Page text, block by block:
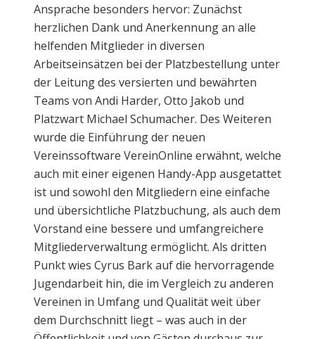
Ansprache besonders hervor: Zunächst
herzlichen Dank und Anerkennung an alle
helfenden Mitglieder in diversen
Arbeitseinsätzen bei der Platzbestellung unter
der Leitung des versierten und bewährten
Teams von Andi Harder, Otto Jakob und
Platzwart Michael Schumacher. Des Weiteren
wurde die Einführung der neuen
Vereinssoftware VereinOnline erwähnt, welche
auch mit einer eigenen Handy-App ausgetattet
ist und sowohl den Mitgliedern eine einfache
und übersichtliche Platzbuchung, als auch dem
Vorstand eine bessere und umfangreichere
Mitgliederverwaltung ermöglicht. Als dritten
Punkt wies Cyrus Bark auf die hervorragende
Jugendarbeit hin, die im Vergleich zu anderen
Vereinen in Umfang und Qualität weit über
dem Durchschnitt liegt – was auch in der